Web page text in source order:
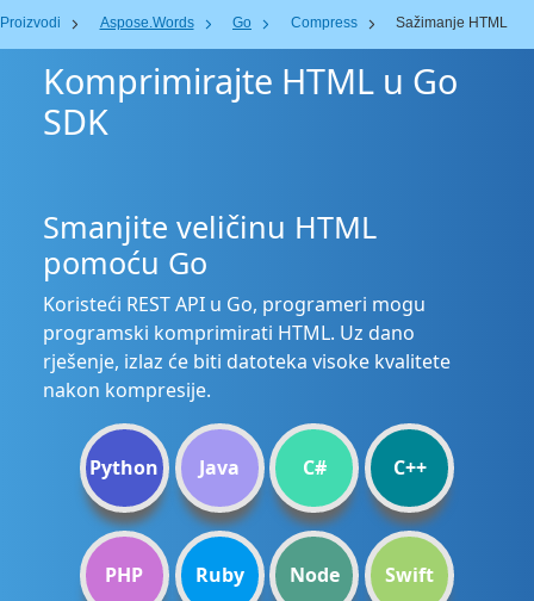
Proizvodi Aspose.Words Go Compress Sažimanje HTML
Komprimirajte HTML u Go
SDK
Smanjite veličinu HTML
pomoću Go
Koristeći REST API u Go, programeri mogu
programski komprimirati HTML. Uz dano
rješenje, izlaz će biti datoteka visoke kvalitete
nakon kompresije.
Python Java C# C++
PHP Ruby Node Swift